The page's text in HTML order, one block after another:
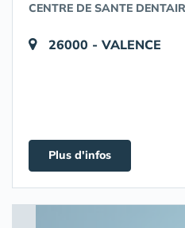
CENTRE DE SANTE
26000 - VALENCE
Plus d'infos